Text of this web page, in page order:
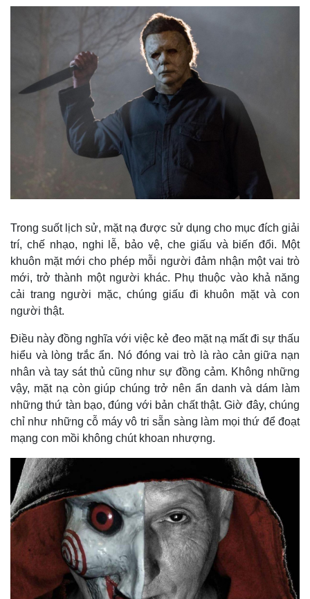
Thế giới
Quan sát
Cuộc sống đó đây
Hồ sơ
Multimedia
Video
Ảnh
E-Magazine
Infographic
Trong suốt lịch sử, mặt nạ được sử dụng cho mục đích giải
trí, chế nhạo, nghi lễ, bảo vệ, che giấu và biến đổi. Một
khuôn mặt mới cho phép mỗi người đảm nhận một vai trò
mới, trở thành một người khác. Phụ thuộc vào khả năng
cải trang người mặc, chúng giấu đi khuôn mặt và con
người thật.
Điều này đồng nghĩa với việc kẻ đeo mặt nạ mất đi sự thấu
hiểu và lòng trắc ẩn. Nó đóng vai trò là rào cản giữa nạn
nhân và tay sát thủ cũng như sự đồng cảm. Không những
vậy, mặt nạ còn giúp chúng trở nên ẩn danh và dám làm
những thứ tàn bạo, đúng với bản chất thật. Giờ đây, chúng
chỉ như những cỗ máy vô tri sẵn sàng làm mọi thứ để đoạt
mạng con mồi không chút khoan nhượng.